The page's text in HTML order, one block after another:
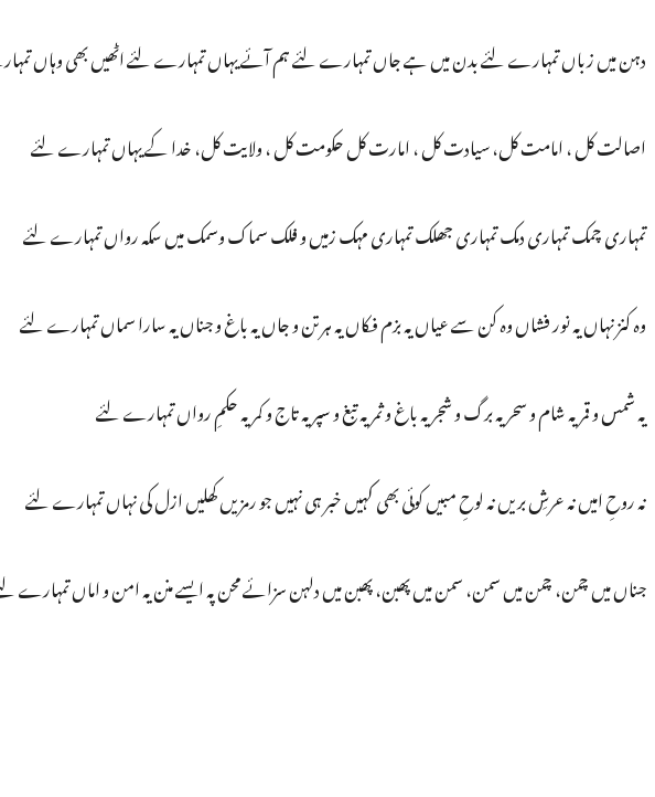
دہن میں زباں تمہارے لئے بدن میں ہے جاں تمہارے لئے ہم آئے یہاں تمہارے لئے اٹھیں بھی وہاں
اصالت کل ، امامت کل، سیادت کل ، امارت کل حکومت کل ، ولایت کل، خدا کے یہاں تمہارے لئے
تمہاری چمک تمہاری دمک تمہاری جھلک تمہاری مہک زمیں و فلک سماک وسمک میں سکہ رواں تمہارے لئے
وہ کنز نہاں یہ نور فشاں وہ کن سے عیاں یہ بزم فکاں یہ ہر تن و جاں یہ باغ و جناں یہ سارا سماں تمہارے لئے
یہ شمس و قمر یہ شام و سحر یہ برگ و شجر یہ باغ و ثمر یہ تبغ و سپر یہ تاج و کمر یہ حکمِ رواں تمہارے لئے
نہ روحِ امیں نہ عرشِ بریں نہ لوحِ مبیں کوئی بھی کہیں خبر ہی نہیں جو رمزیں کھلیں ازل کی نہاں تمہارے لئے
جناں میں چمن، چمن میں سمن، سمن میں پھبن، پھبن میں دلہن سزائے محن پہ ایسے منن یہ امن و اماں تمہارے